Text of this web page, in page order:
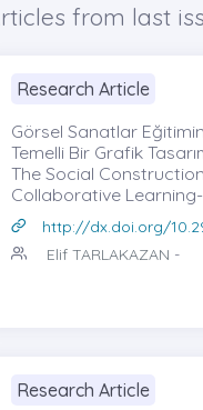
from last
Research Article
Görsel Sanatlar
Temelli Bir Grafik
The Social
Collaborative
http://dx.doi.org/
Elif TARLAKAZAN -
Research Article